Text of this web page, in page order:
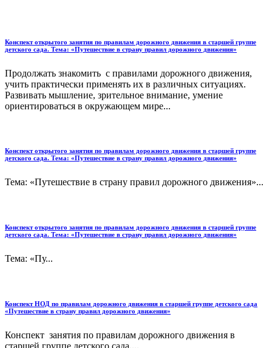
Конспект открытого занятия по правилам дорожного движения в старшей группе
детского сада. Тема: «Путешествие в страну правил дорожного движения»
Продолжать знакомить с правилами дорожного движения,
учить практически применять их в различных ситуациях.
Развивать мышление, зрительное внимание, умение
ориентироваться в окружающем мире...
Конспект открытого занятия по правилам дорожного движения в старшей группе
детского сада. Тема: «Путешествие в страну правил дорожного движения»
Тема: «Путешествие в страну правил дорожного движения»...
Конспект открытого занятия по правилам дорожного движения в старшей группе
детского сада. Тема: «Путешествие в страну правил дорожного движения»
Тема: «Пу...
Конспект НОД по правилам дорожного движения в старшей группе детского сада
«Путешествие в страну правил дорожного движения»
Конспект занятия по правилам дорожного движения в